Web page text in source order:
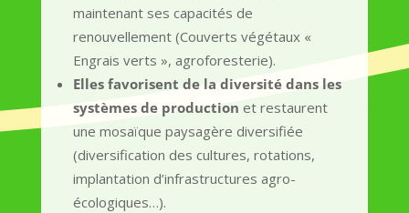
maintenant ses capacités de
renouvellement (Couverts végétaux «
Engrais verts », agroforesterie).
Elles favorisent de la diversité dans les
systèmes de production et restaurent
une mosaïque paysagère diversifiée
(diversification des cultures, rotations,
implantation d’infrastructures agro-
écologiques…).